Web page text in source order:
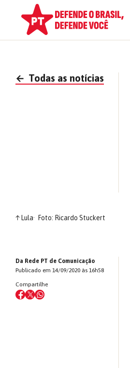
← Todas as notícias
↑Lula Foto: Ricardo Stuckert
Da Rede PT de Comunicação
Publicado em 14/09/2020 às 16h58
Compartilhe